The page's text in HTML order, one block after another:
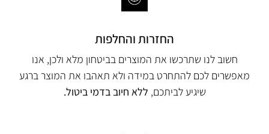
החזרות והחלפות
חשוב לנו שתרכשו את המוצרים בביטחון מלא ולכן, אנו
מאפשרים לכם להתחרט במידה ולא תאהבו את המוצר ברגע
שיגיע לביתכם, ללא חיוב בדמי ביטול.